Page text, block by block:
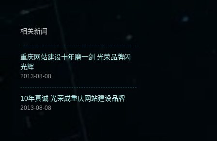
相关新闻
重庆网站建设十年磨一剑 光荣品牌闪
光辉
2013-08-08
10年真诚 光荣成重庆网站建设品牌
2013-08-08